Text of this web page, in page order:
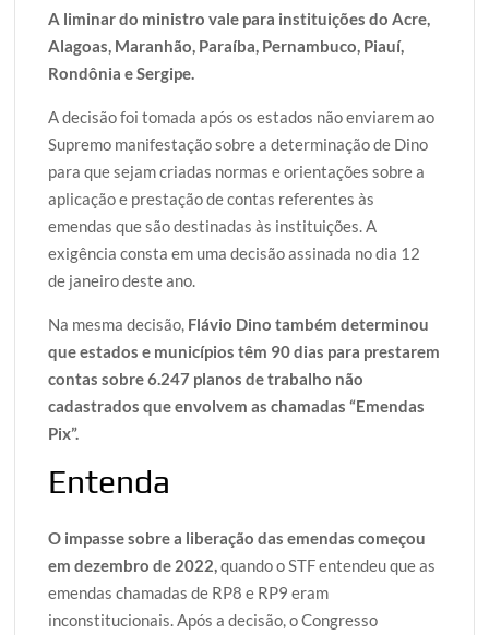
k
p
A liminar do ministro vale para instituições do Acre,
Alagoas, Maranhão, Paraíba, Pernambuco, Piauí,
Rondônia e Sergipe.
A decisão foi tomada após os estados não enviarem ao
Supremo manifestação sobre a determinação de Dino
para que sejam criadas normas e orientações sobre a
aplicação e prestação de contas referentes às
emendas que são destinadas às instituições. A
exigência consta em uma decisão assinada no dia 12
de janeiro deste ano.
Na mesma decisão, Flávio Dino também determinou
que estados e municípios têm 90 dias para prestarem
contas sobre 6.247 planos de trabalho não
cadastrados que envolvem as chamadas “Emendas
Pix”.
Entenda
O impasse sobre a liberação das emendas começou
em dezembro de 2022,quando o STF entendeu que as
emendas chamadas de RP8 e RP9 eram
inconstitucionais. Após a decisão, o Congresso